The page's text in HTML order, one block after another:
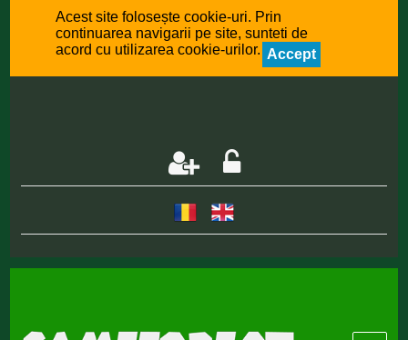
Acest site folosește cookie-uri. Prin
continuarea navigarii pe site, sunteti de
acord cu utilizarea cookie-urilor. Accept